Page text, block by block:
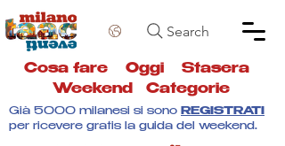
Search
Cosa fare Oggi Stasera
Weekend
Categorie
Già 5000 milanesi si sono REGISTRATI
per ricevere gratis la guida del weekend.